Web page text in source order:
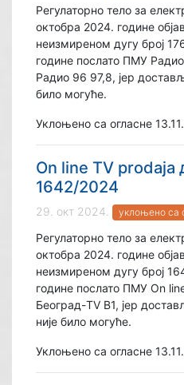
Регулаторно тело за
октобра 2024. године
неизмиреном дугу број
године послато ПМУ
Радио 96 97,8, јер
било могуће.
Уклоњено са огласне
On line TV prodaja
1642/2024
29. окт 2024. уклоњено са
Регулаторно тело за
октобра 2024. године
неизмиреном дугу број
године послато ПМУ On
Београд-TV B1, јер
није било могуће.
Уклоњено са огласне